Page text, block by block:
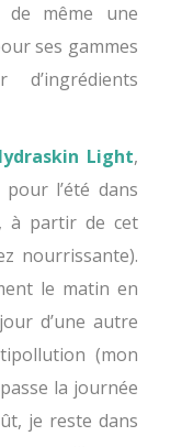
de même une
ses gammes
Light,
l’été dans
à partir de cet
nourrissante).
le matin en
d’une autre
(mon
la journée
je reste dans